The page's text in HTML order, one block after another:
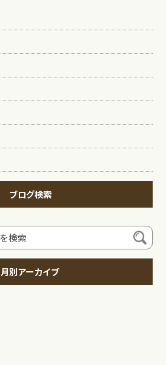
ブログ検索
月別アーカイブ